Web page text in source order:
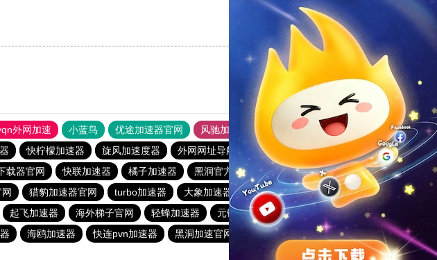
支持
外网加速 小蓝鸟 优途加速器官网 风驰加速器
旋风加速器
快柠檬加速器 旋风加速度器 外网网址导航 软件中心 雷霆加速
狂飙加速器
载器官网 快联加速器 橘子加速器 黑洞官方加速器
2023免费加速神器
猎豹加速器官网 turbo加速器 大象加速器 雷霆加速免费永久
橘子加速器
起飞加速器 海外梯子官网 轻蜂加速器 元链加速器 CC加速器
大象加速器
海鸥加速器 快连pvn加速器 黑洞加速官网 白鲸加速器
十大免费网络加速神器